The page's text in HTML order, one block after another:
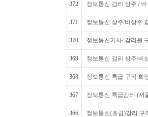
372 정보통신 감리 상주 /
371 정보통신 상주/비상주
370 정보통신기사/ 감리원
369 정보통신 감리 상주/비
368 정보통신 특급 구직 희
367 정보통신 특급감리 (서
366 정보통신(초급)감리 구